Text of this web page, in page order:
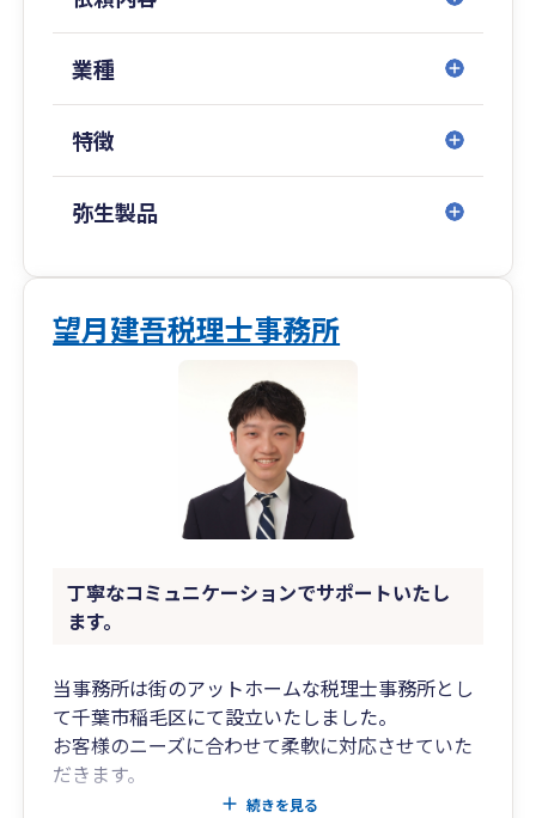
業種
特徴
弥生製品
望月建吾税理士事務所
丁寧なコミュニケーションでサポートいたし
ます。
当事務所は街のアットホームな税理士事務所とし
て千葉市稲毛区にて設立いたしました。
お客様のニーズに合わせて柔軟に対応させていた
だきます。
お気軽にご相談ください。続きを見る